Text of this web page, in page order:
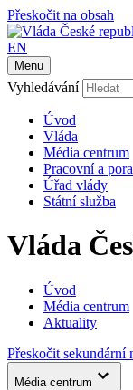
Přeskočit na obsah
EN
Menu
Vyhledávání
Úvod
Vláda
Média centrum
Pracovní a
Úřad vlády
Státní služba
Vláda
Úvod
Média centrum
Aktuality
Přeskočit sekundární
Média centrum